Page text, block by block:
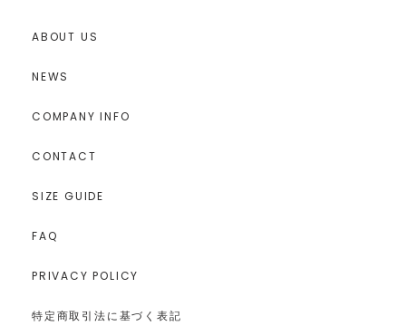
ABOUT US
NEWS
COMPANY INFO
CONTACT
SIZE GUIDE
FAQ
PRIVACY POLICY
特定商取引法に基づく表記